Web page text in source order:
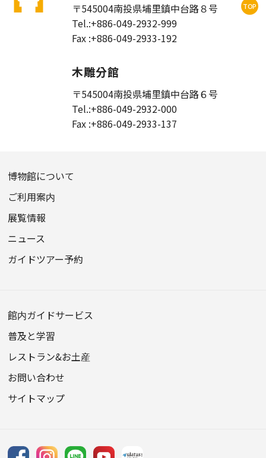
〒545004南投県埔里鎮中台路８号
Tel.:+886-049-2932-999
Fax :+886-049-2933-192
木雕分館
〒545004南投県埔里鎮中台路６号
Tel.:+886-049-2932-000
Fax :+886-049-2933-137
博物館について
ご利用案内
展覧情報
ニュース
ガイドツアー予約
館内ガイドサービス
普及と学習
レストラン&お土産
お問い合わせ
サイトマップ
TOP